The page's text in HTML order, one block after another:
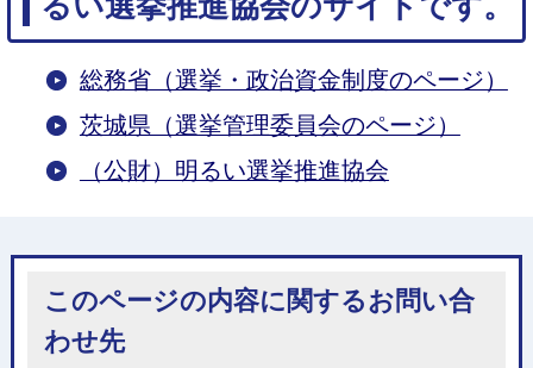
総務省（選挙・政治資金制度のページ）
茨城県（選挙管理委員会のページ）
（公財）明るい選挙推進協会
このページの内容に関するお問い合
わせ先